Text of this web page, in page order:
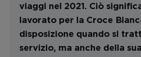
viaggi nel 2021. Ciò
lavorato per la Croce
disposizione quando si
servizio, ma anche della